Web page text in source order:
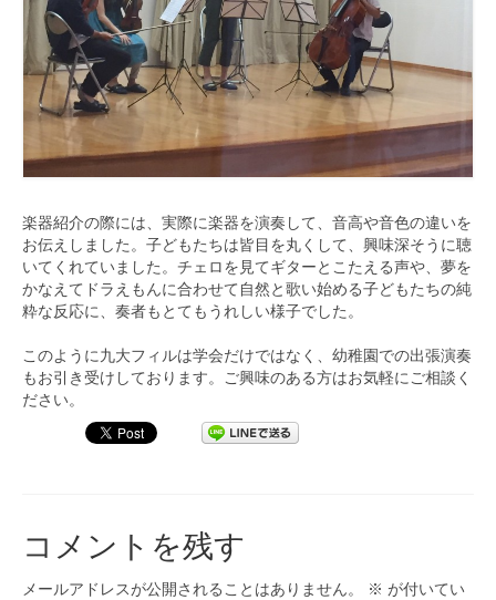
楽器紹介の際には、実際に楽器を演奏して、 音高や音色の違いを
お伝えしました。 子どもたちは皆目を丸くして、 興味深そうに聴
いてくれていました。 チェロを見てギターとこたえる声や、 夢を
かなえてドラえもんに合わせて自然と歌い始める子どもたちの純
粋な反応に、奏者もとてもうれしい様子でした。
このように九大フィルは学会だけではなく、 幼稚園での出張演奏
もお引き受けしております。
ご興味のある方はお気軽にご相談く
ださい。
コメントを残す
メールアドレスが公開されることはありません。 ※ が付いてい